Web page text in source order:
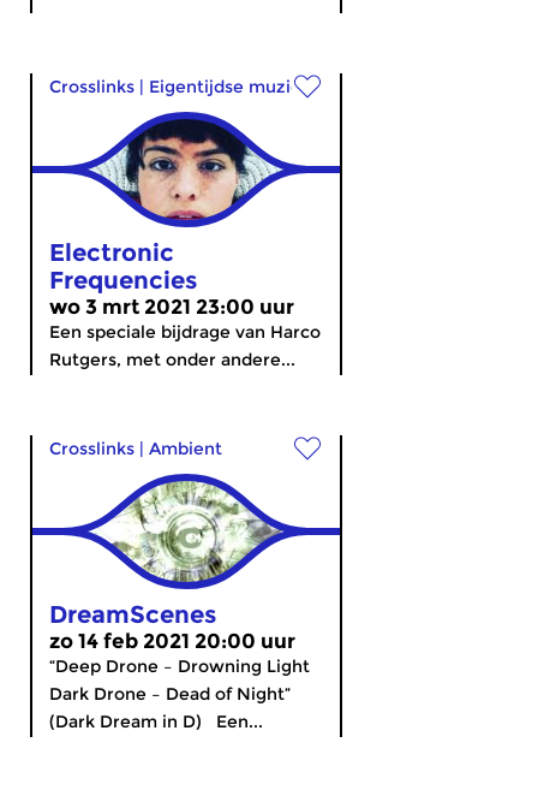
Crosslinks | Eigentijdse muziek
Electronic
Frequencies
wo 3 mrt 2021 23:00 uur
Een speciale bijdrage van Harco
Rutgers, met onder andere...
Crosslinks | Ambient
DreamScenes
zo 14 feb 2021 20:00 uur
“Deep Drone – Drowning Light
Dark Drone – Dead of Night”
(Dark Dream in D) Een...